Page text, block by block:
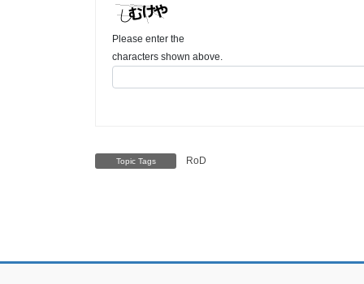
Please enter the
characters shown above.
Topic Tags RoD